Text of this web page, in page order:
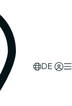
DE